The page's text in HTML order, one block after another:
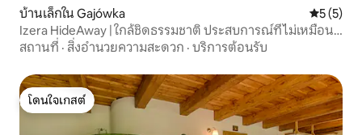
บ้านเล็กใน Gajówka คะแนนเฉ
5 (5)
Izera HideAway | ใกล้ชิดธรรมชาติ ประสบการณ์ที่ไม่เหมือน
ใคร
สถานที่ · สิ่งอำนวยความสะดวก · บริการต้อนรับ
โดนใจเกสต์
โดนใจเกสต์